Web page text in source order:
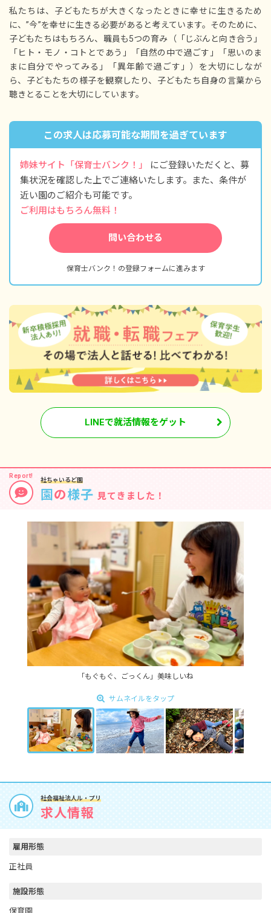
196,760円～（2年制）
201,080円～（3年制）
※調整・特業・処遇改善手当含む
・内訳（2年制）
基本給 142,230円
特殊業務手当 14,230円
調整手当 14,230円
処遇改善手当 22,000円
基本給 145,900円
特殊業務手当 14,590円
調整手当 14,590円
処遇改善手当 22,000円
給食指導手当 4,000円
・別途支給手当
通勤手当 全額支給（月上限150,000円）
扶養手当 配偶者7,000円／月、第1子10,000円
／月ほか
超過勤務手当（基本給に応じて支給）
給食指導手当（1食200円）
賞与年2回（6月／12月）昨年実績：計4.45カ月
＜モデル年収例＞※短大卒（2年制）
20歳／入社1年目／年収2,835,928円
24歳／入社5年目／年収3,308,894円
29歳／入社10年目／年収3,810,473円
単位での取得可／5日以上の連休相談OK）
特別有給休暇
産前・産後育児休暇
※年間休日118日
私たちは、子どもたちが大きくなったときに幸せに生きるため
に、”今”を幸せに生きる必要があると考えています。そのために、
子どもたちはもちろん、職員も5つの育み（「じぶんと向き合う」
「ヒト・モノ・コトとであう」「自然の中で過ごす」「思いのま
まに自分でやってみる」「異年齢で過ごす」）を大切にしなが
ら、子どもたちの様子を観察したり、子どもたち自身の言葉から
聴きとることを大切にしています。
この求人は応募可能な期間を過ぎています
姉妹サイト「保育士バンク！」
にご登録いただくと、募
集状況を確認した上でご連絡いたします。また、条件が
近い園のご紹介も可能です。
ご利用はもちろん無料！
問い合わせる
保育士バンク！の登録フォームに進みます
LINEで就活情報をゲット
社ちゃいるど園
園 の様子 見てきました！
「もぐもぐ、ごっくん」美味しいね
サムネイルをタップ
社会福祉法人ル・プリ
求人情報
雇用形態
正社員
施設形態
保育園